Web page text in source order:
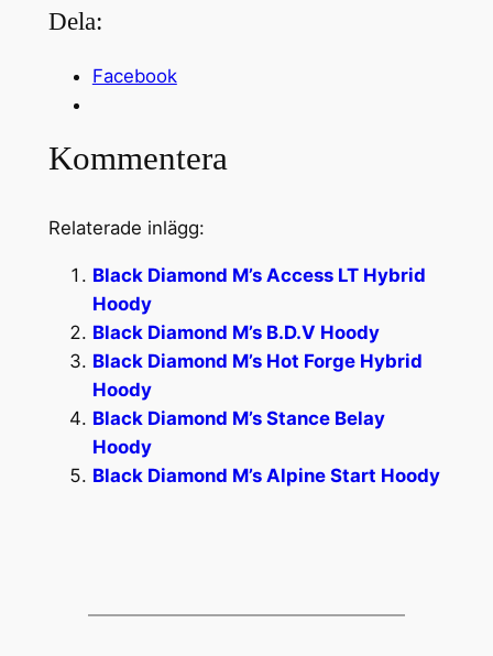
Dela:
Facebook
Kommentera
Relaterade inlägg:
Black Diamond M’s Access LT Hybrid
Hoody
Black Diamond M’s B.D.V Hoody
Black Diamond M’s Hot Forge Hybrid
Hoody
Black Diamond M’s Stance Belay
Hoody
Black Diamond M’s Alpine Start Hoody